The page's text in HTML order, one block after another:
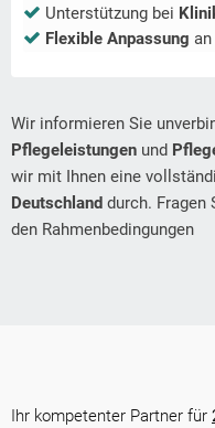
Unterstützung bei
Flexible Anpassung
Wir informieren Sie
Pflegeleistungen und
wir mit Ihnen eine
Deutschland durch. Fragen
den Rahmenbedingungen
Ihr kompetenter Partner für